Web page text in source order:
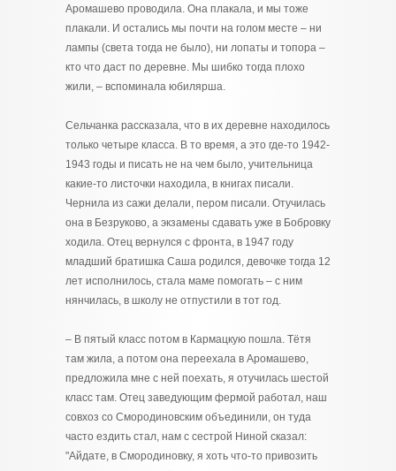
Аромашево проводила. Она плакала, и мы тоже
плакали. И остались мы почти на голом месте – ни
лампы (света тогда не было), ни лопаты и топора –
кто что даст по деревне. Мы шибко тогда плохо
жили, – вспоминала юбилярша.
Сельчанка рассказала, что в их деревне находилось
только четыре класса. В то время, а это где-то 1942-
1943 годы и писать не на чем было, учительница
какие-то листочки находила, в книгах писали.
Чернила из сажи делали, пером писали. Отучилась
она в Безруково, а экзамены сдавать уже в Бобровку
ходила. Отец вернулся с фронта, в 1947 году
младший братишка Саша родился, девочке тогда 12
лет исполнилось, стала маме помогать – с ним
нянчилась, в школу не отпустили в тот год.
– В пятый класс потом в Кармацкую пошла. Тётя
там жила, а потом она переехала в Аромашево,
предложила мне с ней поехать, я отучилась шестой
класс там. Отец заведующим фермой работал, наш
совхоз со Смородиновским объединили, он туда
часто ездить стал, нам с сестрой Ниной сказал:
"Айдате, в Смородиновку, я хоть что-то привозить